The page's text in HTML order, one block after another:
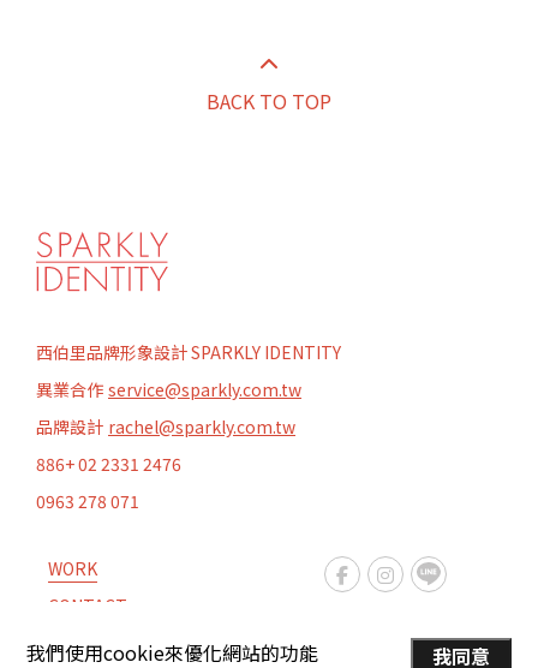
BACK TO TOP
西伯里品牌形象設計 SPARKLY IDENTITY
異業合作 service@sparkly.com.tw
品牌設計 rachel@sparkly.com.tw
886+ 02 2331 2476
0963 278 071
WORK
CONTACT
ABOUT
我們使用cookie來優化網站的功能
我同意